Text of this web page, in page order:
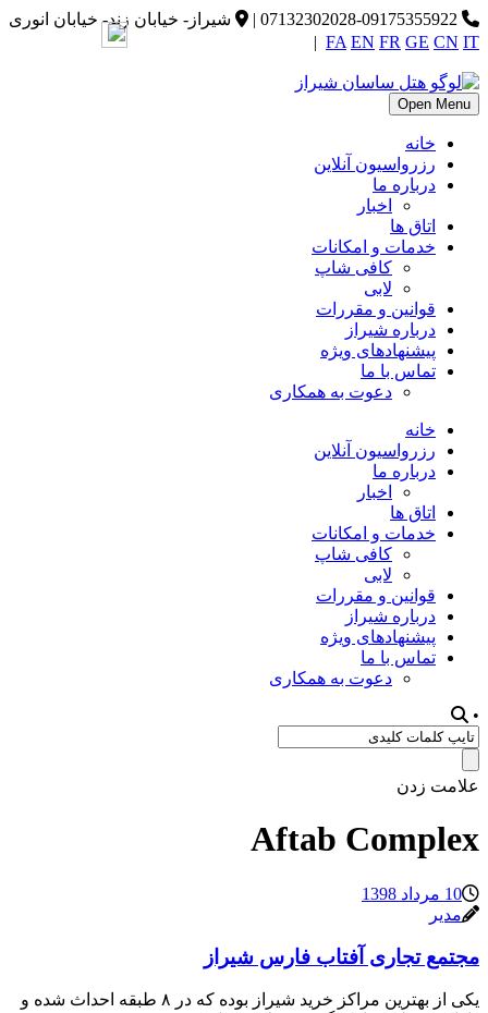
|
شیراز- خیابان زند- خیابان انوری
FA EN FR GE CN IT
|
Open Menu
خانه
رزرواسیون آنلاین
درباره ما
اخبار
اتاق ها
خدمات و امکانات
کافی شاپ
لابی
قوانین و مقررات
درباره شیراز
پیشنهادهای ویژه
تماس با ما
دعوت به همکاری
خانه
رزرواسیون آنلاین
درباره ما
اخبار
اتاق ها
خدمات و امکانات
کافی شاپ
لابی
قوانین و مقررات
درباره شیراز
پیشنهادهای ویژه
تماس با ما
دعوت به همکاری
•
علامت زدن
Aftab Complex
10 مرداد 1398
مدیر
مجتمع تجاری آفتاب فارس شیراز
یکی از بهترین مراکز خرید شیراز بوده که در ۸ طبقه احداث شده و